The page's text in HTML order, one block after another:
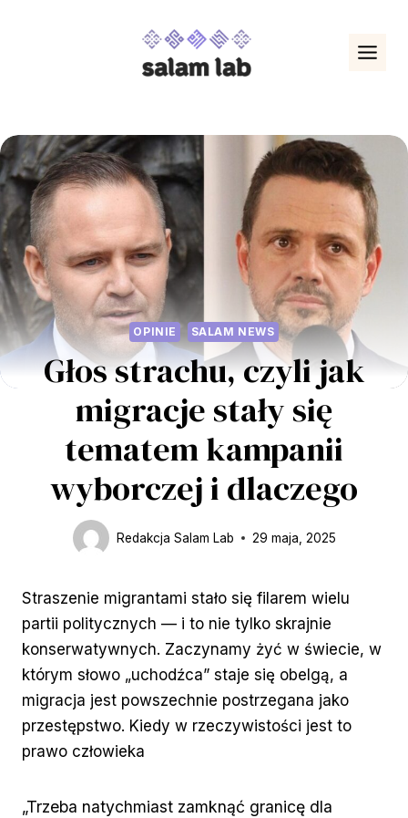
OPINIE SALAM NEWS
Głos strachu, czyli jak
migracje stały się
tematem kampanii
wyborczej i dlaczego
Redakcja Salam Lab 29 maja, 2025
Straszenie migrantami stało się filarem wielu
partii politycznych — i to nie tylko skrajnie
konserwatywnych. Zaczynamy żyć w świecie, w
którym słowo „uchodźca” staje się obelgą, a
migracja jest powszechnie postrzegana jako
przestępstwo. Kiedy w rzeczywistości jest to
prawo człowieka
„Trzeba natychmiast zamknąć granicę dla